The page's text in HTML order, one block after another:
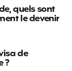
quels sont
le devenir
de
?